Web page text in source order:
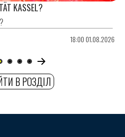
KASSEL?
18:00 01.08.2026
В РОЗДІЛ